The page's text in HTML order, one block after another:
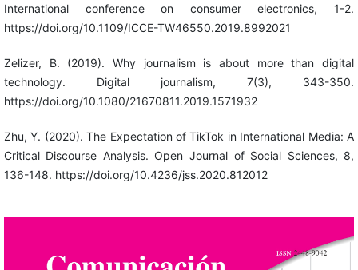
International conference on consumer electronics, 1-2.
https://doi.org/10.1109/ICCE-TW46550.2019.8992021
Zelizer, B. (2019). Why journalism is about more than digital
technology. Digital journalism, 7(3), 343-350.
https://doi.org/10.1080/21670811.2019.1571932
Zhu, Y. (2020). The Expectation of TikTok in International Media: A
Critical Discourse Analysis. Open Journal of Social Sciences, 8,
136-148. https://doi.org/10.4236/jss.2020.812012